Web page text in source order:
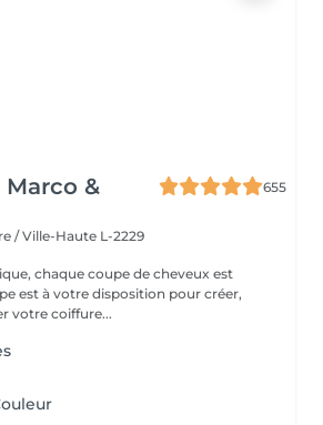
&
655
/ Ville-Haute L-2229
chaque coupe de cheveux est
est à votre disposition pour créer,
votre coiffure...